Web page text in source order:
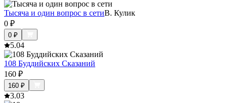
Тысяча и один вопрос в сетиВ. Кулик
0 ₽
0 ₽
5.04
108 Буддийских Сказаний
160 ₽
160 ₽
3.03